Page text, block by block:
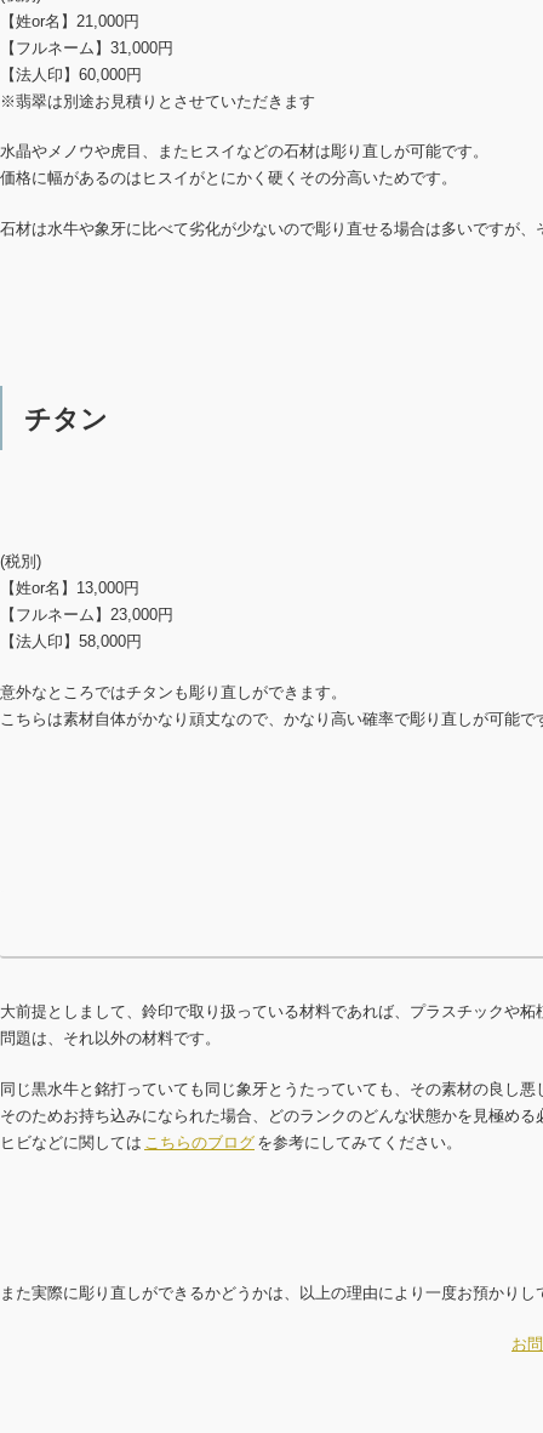
【姓or名】21,000円
【フルネーム】31,000円
【法人印】60,000円
※翡翠は別途お見積りとさせていただきます
水晶やメノウや虎目、またヒスイなどの石材は彫り直しが可能です。
価格に幅があるのはヒスイがとにかく硬くその分高いためです。
石材は水牛や象牙に比べて劣化が少ないので彫り直せる場合は多いですが
チタン
(税別)
【姓or名】13,000円
【フルネーム】23,000円
【法人印】58,000円
意外なところではチタンも彫り直しができます。
こちらは素材自体がかなり頑丈なので、かなり高い確率で彫り直しが可能で
大前提としまして、鈴印で取り扱っている材料であれば、プラスチックや
問題は、それ以外の材料です。
同じ黒水牛と銘打っていても同じ象牙とうたっていても、その素材の良し
そのためお持ち込みになられた場合、どのランクのどんな状態かを見極め
ヒビなどに関しては こちらのブログ を参考にしてみてください。
また実際に彫り直しができるかどうかは、以上の理由により一度お預かり
お